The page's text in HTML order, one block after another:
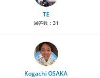
TE
回答数： 31
Kogachi OSAKA